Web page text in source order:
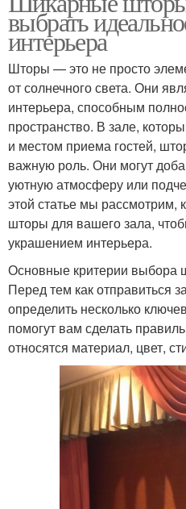
выбрать
интерьера
Шторы — это не просто
от солнечного света. Они
интерьера, способным
пространство. В зале,
и местом приема гостей,
важную роль. Они могут
уютную атмосферу или
этой статье мы рассмотрим,
шторы для вашего зала,
украшением интерьера.
Основные критерии выбора
Перед тем как отправиться
определить несколько
помогут вам сделать
относятся материал, цвет,